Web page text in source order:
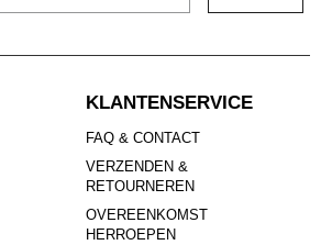
KLANTENSERVICE
FAQ & CONTACT
VERZENDEN &
RETOURNEREN
OVEREENKOMST
HERROEPEN